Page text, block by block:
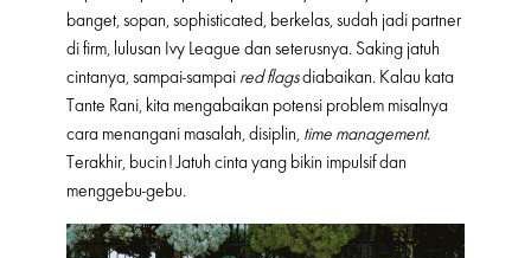
banget, sopan, sophisticated, berkelas, sudah jadi partner
di firm, lulusan Ivy League dan seterusnya. Saking jatuh
cintanya, sampai-sampai red flagsdiabaikan. Kalau kata
Tante Rani, kita mengabaikan potensi problem misalnya
cara menangani masalah, disiplin, time management.
Terakhir, bucin! Jatuh cinta yang bikin impulsif dan
menggebu-gebu.